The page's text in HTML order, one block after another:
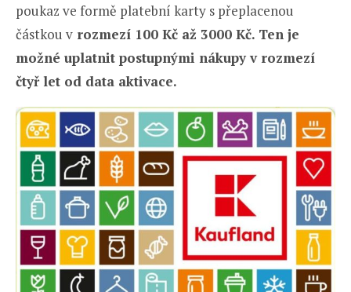
poukaz ve formě platební karty s přeplacenou
částkou v rozmezí 100 Kč až 3000 Kč. Ten je
možné uplatnit postupnými nákupy v rozmezí
čtyř let od data aktivace.